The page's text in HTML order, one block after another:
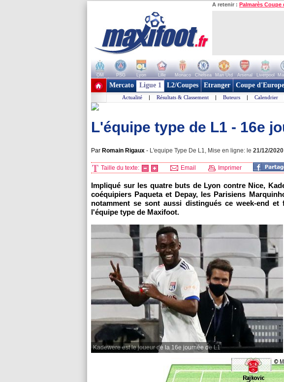
A retenir : Palmarès Coupe
OM PSG Lyon Lille Monaco Chelsea Man Utd Arsenal Liverpool
+ de clubs
Mercato Ligue 1 L2/Coupes Etranger Coupe d'Europe
Actualité | Résultats & Classement | Buteurs | Calendrier
L'équipe type de L1 - 16e
Par Romain Rigaux - L'equipe Type De L1, Mise en ligne: le 21/12/2020
Taille du texte: Email Imprimer
Impliqué sur les quatre buts de Lyon contre Nice,
coéquipiers Paqueta et Depay, les Parisiens
notamment se sont aussi distingués ce week-end
l'équipe type de Maxifoot.
Kadewere est le joueur de la 16e journée de L1